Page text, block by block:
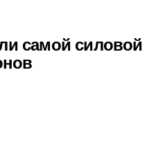
самой силовой